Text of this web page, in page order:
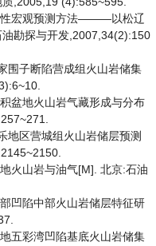
性宏观预测方法———以松辽
勘探与开发,2007,34(2):150
围子断陷营成组火山岩储集
盆地火山岩气藏形成与分布
地区营城组火山岩储层预测
火山岩与油气[M]. 北京:石油
凹陷中部火山岩储层特征研
五彩湾凹陷基底火山岩储集